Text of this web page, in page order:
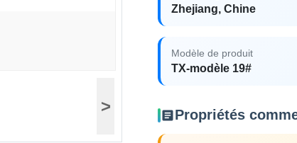
>
Zhejiang, Chine
Modèle de produit
TX-modèle 19#
Propriétés